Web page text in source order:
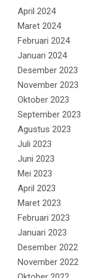
April 2024
Maret 2024
Februari 2024
Januari 2024
Desember 2023
November 2023
Oktober 2023
September 2023
Agustus 2023
Juli 2023
Juni 2023
Mei 2023
April 2023
Maret 2023
Februari 2023
Januari 2023
Desember 2022
November 2022